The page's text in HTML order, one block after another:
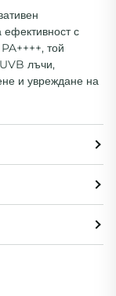
с
той
лъчи,
и увреждане на